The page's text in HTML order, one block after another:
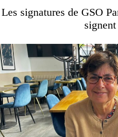
Les signatures de GSO
signent